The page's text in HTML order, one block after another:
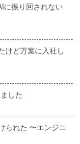
に振り回されない
けど万葉に入社し
した
られた 〜エンジニ